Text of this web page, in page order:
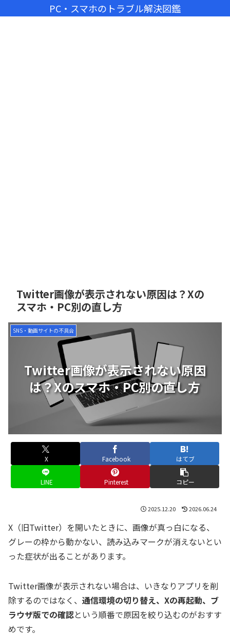
PC・スマホのトラブル解決図鑑
Twitter画像が表示されない原因は？Xの
スマホ・PC別の直し方
Twitter画像が表示されない原因
は？Xのスマホ・PC別の直し方
SNS・動画サイトの不具合
X Facebook はてブ
LINE Pinterest コピー
2025.12.20 2026.06.24
X（旧Twitter）を開いたときに、画像が真っ白になる、
グレーの枠から動かない、読み込みマークが消えないとい
った症状が出ることがあります。
Twitter画像が表示されない場合は、いきなりアプリを削
除するのではなく、 通信環境の切り替え、Xの再起動、ブ
ラウザ版での確認という順番で原因を絞り込むのがおすす
めです。